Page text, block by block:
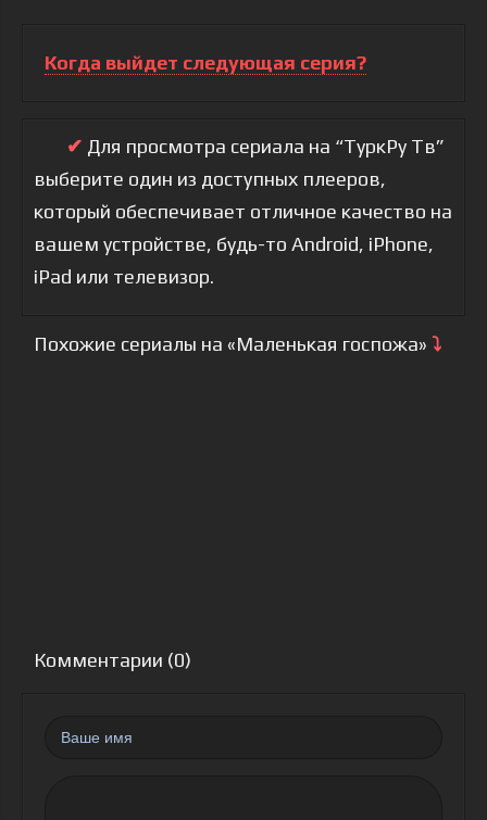
Когда выйдет следующая серия?
✔ Для просмотра сериала на “ТуркРу Тв”
выберите один из доступных плееров,
который обеспечивает отличное качество на
вашем устройстве, будь-то Android, iPhone,
iPad или телевизор.
Похожие сериалы на «Маленькая госпожа» ⤵
Комментарии (0)